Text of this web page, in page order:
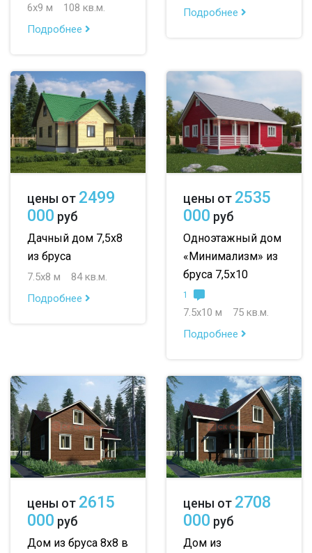
6х9 м
108 кв.м.
Подробнее
Подробнее
цены от 2499
000 руб
Дачный дом 7,5х8
из бруса
7.5х8 м
84 кв.м.
Подробнее
цены от 2535
000 руб
Одноэтажный дом
«Минимализм» из
бруса 7,5х10
1
7.5х10 м
75 кв.м.
Подробнее
цены от 2615
000 руб
Дом из бруса 8х8 в
цены от 2708
000 руб
Дом из